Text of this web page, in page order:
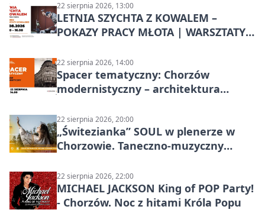
22 sierpnia 2026, 13:00
LETNIA SZYCHTA Z KOWALEM –
POKAZY PRACY MŁOTA | WARSZTATY
22 sierpnia 2026, 14:00
Spacer tematyczny: Chorzów
modernistyczny – architektura
22 sierpnia 2026, 20:00
„Świtezianka” SOUL w plenerze w
Chorzowie. Taneczno-muzyczny
22 sierpnia 2026, 22:00
MICHAEL JACKSON King of POP Party!
- Chorzów. Noc z hitami Króla Popu